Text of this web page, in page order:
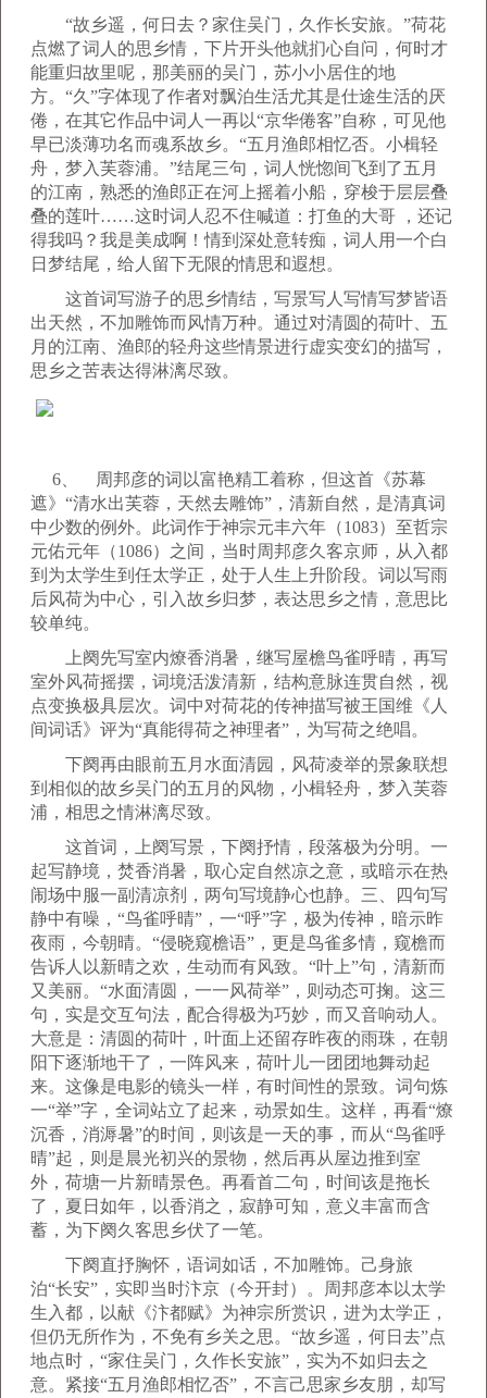
“故乡遥，何日去？家住吴门，久作长安旅。”荷花
点燃了词人的思乡情，下片开头他就扪心自问，何时才
能重归故里呢，那美丽的吴门，苏小小居住的地
方。“久”字体现了作者对飘泊生活尤其是仕途生活的厌
倦，在其它作品中词人一再以“京华倦客”自称，可见他
早已淡薄功名而魂系故乡。“五月渔郎相忆否。小楫轻
舟，梦入芙蓉浦。”结尾三句，词人恍惚间飞到了五月
的江南，熟悉的渔郎正在河上摇着小船，穿梭于层层叠
叠的莲叶……这时词人忍不住喊道：打鱼的大哥 ，还记
得我吗？我是美成啊！情到深处意转痴，词人用一个白
日梦结尾，给人留下无限的情思和遐想。
这首词写游子的思乡情结，写景写人写情写梦皆语
出天然，不加雕饰而风情万种。通过对清圆的荷叶、五
月的江南、渔郎的轻舟这些情景进行虚实变幻的描写，
思乡之苦表达得淋漓尽致。
6、 周邦彦的词以富艳精工着称，但这首《苏幕
遮》“清水出芙蓉，天然去雕饰”，清新自然，是清真词
中少数的例外。此词作于神宗元丰六年（1083）至哲宗
元佑元年（1086）之间，当时周邦彦久客京师，从入都
到为太学生到任太学正，处于人生上升阶段。词以写雨
后风荷为中心，引入故乡归梦，表达思乡之情，意思比
较单纯。
上阕先写室内燎香消暑，继写屋檐鸟雀呼晴，再写
室外风荷摇摆，词境活泼清新，结构意脉连贯自然，视
点变换极具层次。词中对荷花的传神描写被王国维《人
间词话》评为“真能得荷之神理者”，为写荷之绝唱。
下阕再由眼前五月水面清园，风荷凌举的景象联想
到相似的故乡吴门的五月的风物，小楫轻舟，梦入芙蓉
浦，相思之情淋漓尽致。
这首词，上阕写景，下阕抒情，段落极为分明。一
起写静境，焚香消暑，取心定自然凉之意，或暗示在热
闹场中服一副清凉剂，两句写境静心也静。三、四句写
静中有噪，“鸟雀呼晴”，一“呼”字，极为传神，暗示昨
夜雨，今朝晴。“侵晓窥檐语”，更是鸟雀多情，窥檐而
告诉人以新晴之欢，生动而有风致。“叶上”句，清新而
又美丽。“水面清圆，一一风荷举”，则动态可掬。这三
句，实是交互句法，配合得极为巧妙，而又音响动人。
大意是：清圆的荷叶，叶面上还留存昨夜的雨珠，在朝
阳下逐渐地干了，一阵风来，荷叶儿一团团地舞动起
来。这像是电影的镜头一样，有时间性的景致。词句炼
一“举”字，全词站立了起来，动景如生。这样，再看“燎
沉香，消溽暑”的时间，则该是一天的事，而从“鸟雀呼
晴”起，则是晨光初兴的景物，然后再从屋边推到室
外，荷塘一片新晴景色。再看首二句，时间该是拖长
了，夏日如年，以香消之，寂静可知，意义丰富而含
蓄，为下阕久客思乡伏了一笔。
下阕直抒胸怀，语词如话，不加雕饰。己身旅
泊“长安”，实即当时汴京（今开封）。周邦彦本以太学
生入都，以献《汴都赋》为神宗所赏识，进为太学正，
但仍无所作为，不免有乡关之思。“故乡遥，何日去”点
地点时，“家住吴门，久作长安旅”，实为不如归去之
意。紧接“五月渔郎相忆否”，不言己思家乡友朋，却写